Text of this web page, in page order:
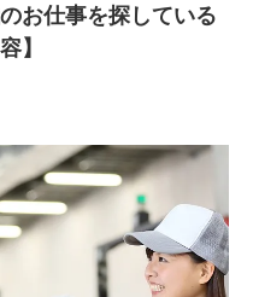
お仕事を探している
】